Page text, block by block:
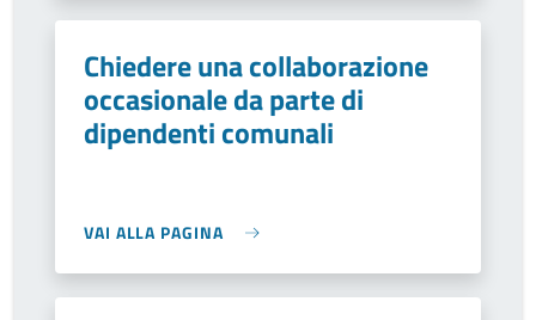
Chiedere una collaborazione
occasionale da parte di
dipendenti comunali
VAI ALLA PAGINA